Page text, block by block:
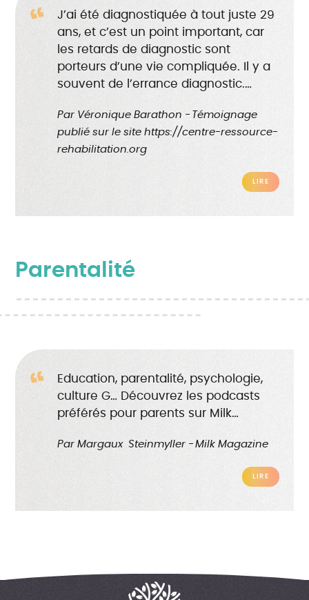
J’ai été diagnostiquée à tout juste 29
ans, et c’est un point important, car
les retards de diagnostic sont
porteurs d’une vie compliquée. Il y a
souvent de l’errance diagnostic.…
Par Véronique Barathon
Témoignage
publié sur le site https://centre-ressource-
rehabilitation.org
LIRE
Parentalité
Education, parentalité, psychologie,
culture G… Découvrez les podcasts
préférés pour parents sur Milk…
Par Margaux Steinmyller Milk Magazine
LIRE